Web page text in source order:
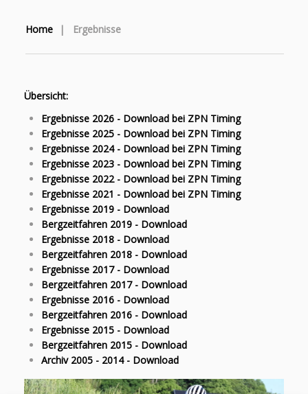
Home | Ergebnisse
Übersicht:
Ergebnisse 2026 - Download bei ZPN Timing
Ergebnisse 2025 - Download bei ZPN Timing
Ergebnisse 2024 - Download bei ZPN Timing
Ergebnisse 2023 - Download bei ZPN Timing
Ergebnisse 2022 - Download bei ZPN Timing
Ergebnisse 2021 - Download bei ZPN Timing
Ergebnisse 2019 - Download
Bergzeitfahren 2019 - Download
Ergebnisse 2018 - Download
Bergzeitfahren 2018 - Download
Ergebnisse 2017 - Download
Bergzeitfahren 2017 - Download
Ergebnisse 2016 - Download
Bergzeitfahren 2016 - Download
Ergebnisse 2015 - Download
Bergzeitfahren 2015 - Download
Archiv 2005 - 2014 - Download